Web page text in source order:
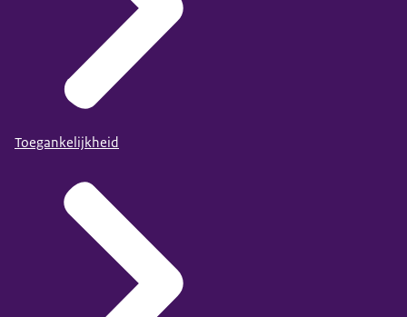
Toegankelijkheid